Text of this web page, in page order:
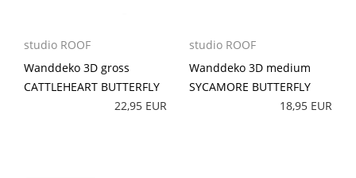
studio ROOF
Wanddeko 3D gross
CATTLEHEART BUTTERFLY
22,95 EUR
studio ROOF
Wanddeko 3D medium
SYCAMORE BUTTERFLY
18,95 EUR